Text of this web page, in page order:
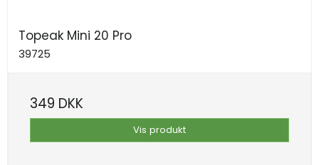
Topeak Mini 20 Pro
39725
349 DKK
Vis produkt